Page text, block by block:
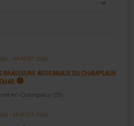
- 09 AOÛT 2026
BRASSEURS ARTISANAUX DU CHAMPSAUR
en-Champsaur (05)
- 23 AOÛT 2026